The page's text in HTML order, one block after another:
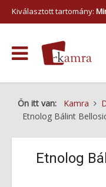
Kiválasztott tartomány:
Ön itt van: Kamra
Etnolog Bálint
Etnolog